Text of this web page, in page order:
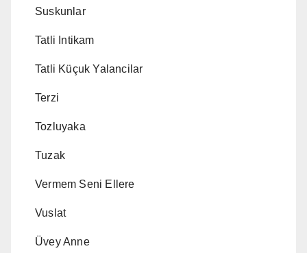
Suskunlar
Tatli Intikam
Tatli Küçuk Yalancilar
Terzi
Tozluyaka
Tuzak
Vermem Seni Ellere
Vuslat
Üvey Anne